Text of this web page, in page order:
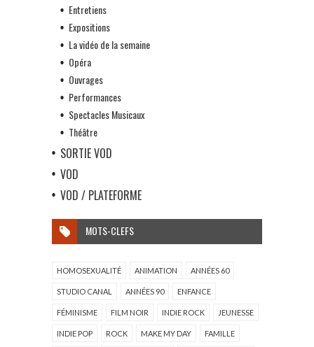
Entretiens
Expositions
La vidéo de la semaine
Opéra
Ouvrages
Performances
Spectacles Musicaux
Théâtre
SORTIE VOD
VOD
VOD / PLATEFORME
MOTS-CLEFS
HOMOSEXUALITÉ ANIMATION ANNÉES 60
STUDIO CANAL ANNÉES 90 ENFANCE
FÉMINISME FILM NOIR INDIE ROCK JEUNESSE
INDIE POP ROCK MAKE MY DAY FAMILLE